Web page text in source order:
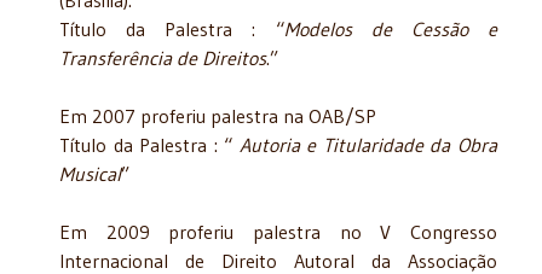
Título da Palestra : “Modelos de Cessão e
Transferência de Direitos.”
Em 2007 proferiu palestra na OAB/SP
Título da Palestra : “ Autoria e Titularidade da Obra
Musical”
Em 2009 proferiu palestra no V Congresso
Internacional de Direito Autoral da Associação